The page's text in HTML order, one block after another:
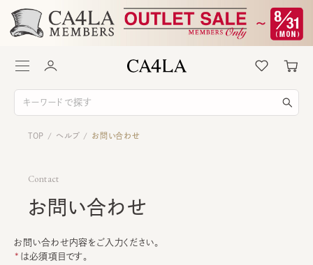
TOP / ヘルプ / お問い合わせ
Contact
お問い合わせ
お問い合わせ内容をご入力ください。
は必須項目です。